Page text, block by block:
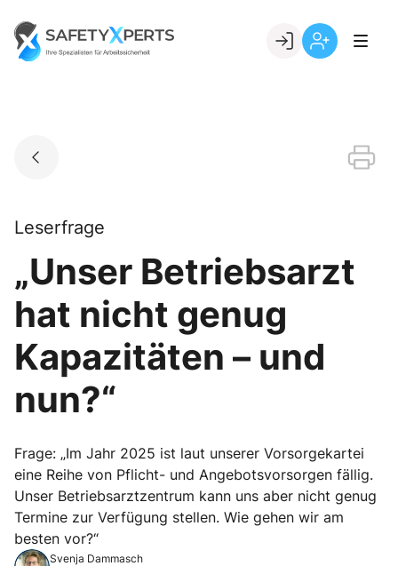
content
Go to landing page.
Leserfrage
„Unser Betriebsarzt
hat nicht genug
Kapazitäten – und
nun?“
Frage: „Im Jahr 2025 ist laut unserer Vorsorgekartei
eine Reihe von Pflicht- und Angebotsvorsorgen fällig.
Unser Betriebsarztzentrum kann uns aber nicht genug
Termine zur Verfügung stellen. Wie gehen wir am
besten vor?“
Svenja Dammasch